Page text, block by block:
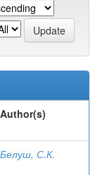
Author(s)
Белуш, С.К.